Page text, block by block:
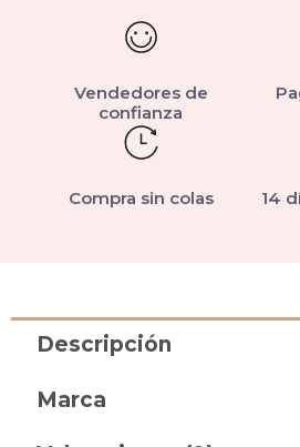
Vendedores de
confianza
Compra sin colas 14
Descripción
Marca